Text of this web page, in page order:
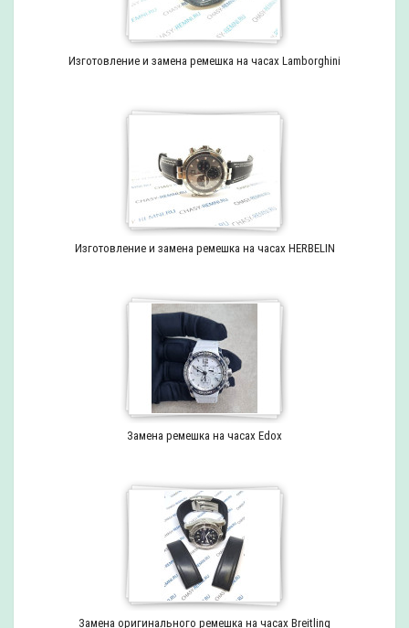
Изготовление и замена ремешка на часах Lamborghini
Изготовление и замена ремешка на часах HERBELIN
Замена ремешка на часах Edox
Замена оригинального ремешка на часах Breitling